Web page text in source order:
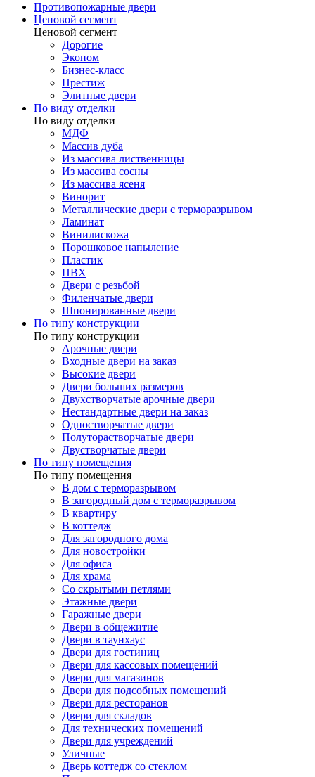
Противопожарные двери
Ценовой сегмент
Ценовой сегмент
Дорогие
Эконом
Бизнес-класс
Престиж
Элитные двери
По виду отделки
По виду отделки
МДФ
Массив дуба
Из массива лиственницы
Из массива сосны
Из массива ясеня
Винорит
Металлические двери с терморазрывом
Ламинат
Винилискожа
Порошковое напыление
Пластик
ПВХ
Двери с резьбой
Филенчатые двери
Шпонированные двери
По типу конструкции
По типу конструкции
Арочные двери
Входные двери на заказ
Высокие двери
Двери больших размеров
Двухстворчатые арочные двери
Нестандартные двери на заказ
Одностворчатые двери
Полуторастворчатые двери
Двустворчатые двери
По типу помещения
По типу помещения
В дом с терморазрывом
В загородный дом с терморазрывом
В квартиру
В коттедж
Для загородного дома
Для новостройки
Для офиса
Для храма
Со скрытыми петлями
Этажные двери
Гаражные двери
Двери в общежитие
Двери в таунхаус
Двери для гостиниц
Двери для кассовых помещений
Двери для магазинов
Двери для подсобных помещений
Двери для ресторанов
Двери для складов
Для технических помещений
Двери для учреждений
Уличные
Дверь коттедж со стеклом